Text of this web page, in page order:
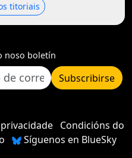
titoriais
noso boletín
Subscribirse
Condicións do
Síguenos en BlueSky